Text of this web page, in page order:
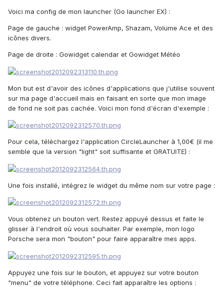
Voici ma config de mon launcher (Go launcher EX) :
Page de gauche : widget PowerAmp, Shazam, Volume Ace et des
icônes divers.
Page de droite : Gowidget calendar et Gowidget Météo
Mon but est d'avoir des icônes d'applications que j'utilise souvent
sur ma page d'accueil mais en faisant en sorte que mon image
de fond ne soit pas cachée. Voici mon fond d'écran d'exemple :
Pour cela, téléchargez l'application CircleLauncher à 1,00€ (il me
semble que la version "light" soit suffisante et GRATUITE) :
Une fois installé, intégrez le widget du même nom sur votre page :
Vous obtenez un bouton vert. Restez appuyé dessus et faite le
glisser à l'endroit où vous souhaiter. Par exemple, mon logo
Porsche sera mon "bouton" pour faire apparaître mes apps.
Appuyez une fois sur le bouton, et appuyez sur votre bouton
"menu" de votre téléphone. Ceci fait apparaître les options :